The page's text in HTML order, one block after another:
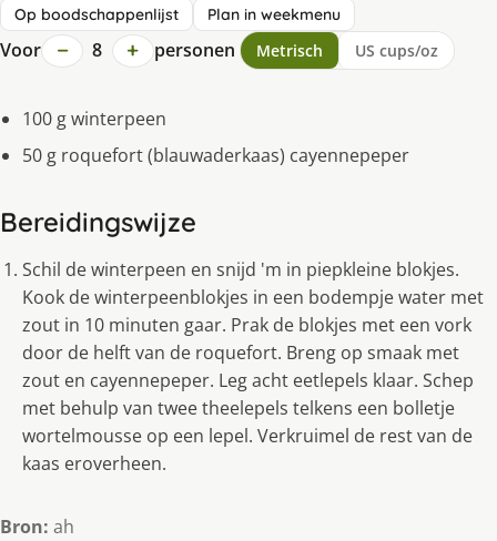
Op boodschappenlijst Plan in weekmenu
Voor − 8 + personen Metrisch US cups/oz
100 g winterpeen
50 g roquefort (blauwaderkaas) cayennepeper
Bereidingswijze
Schil de winterpeen en snijd 'm in piepkleine blokjes.
Kook de winterpeenblokjes in een bodempje water met
zout in 10 minuten gaar. Prak de blokjes met een vork
door de helft van de roquefort. Breng op smaak met
zout en cayennepeper. Leg acht eetlepels klaar. Schep
met behulp van twee theelepels telkens een bolletje
wortelmousse op een lepel. Verkruimel de rest van de
kaas eroverheen.
Bron: ah